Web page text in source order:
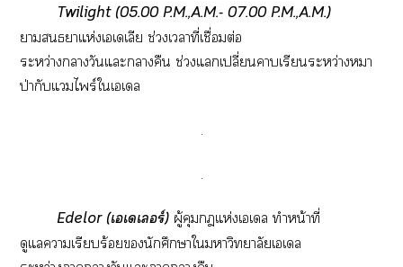
Twilight (05.00 P.M.,A.M.- 07.00 P.M.,A.M.)
าาแห่งเเเลีย ช่วงเาที่เชื่อมต่อ
ระหว่างาวันแะาคืน ช่วงแเปลี่ยนาเรียนระหว่างหมา
ป่ากับแไพร์ใเเล
.
.
Edelor (เเเร์) ผู้คุมแห่งเเล ทำหน้าที่
ดูแลาเรียบร้อยนักศึกษาใาวิทยาลัยเเล